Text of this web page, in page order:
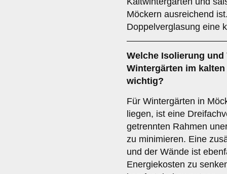
Möckern ausreichend
Doppelverglasung eine
Welche Isolierung
Wintergärten im
wichtig?
Für Wintergärten in
liegen, ist eine
getrennten Rahmen
zu minimieren. Eine
und der Wände ist
Energiekosten zu